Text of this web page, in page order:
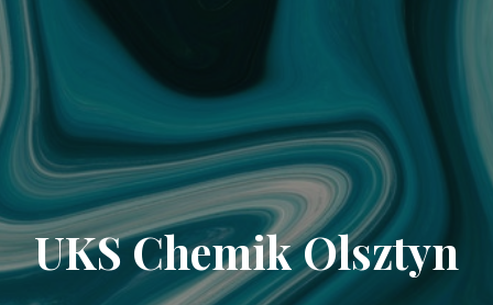
UKS Chemik Olsztyn